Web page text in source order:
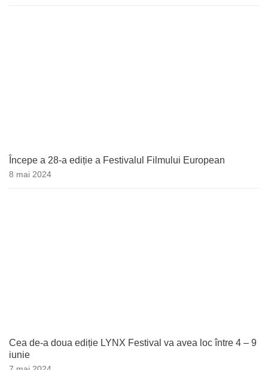
Începe a 28-a ediție a Festivalul Filmului European
8 mai 2024
Cea de-a doua ediție LYNX Festival va avea loc între 4 – 9
iunie